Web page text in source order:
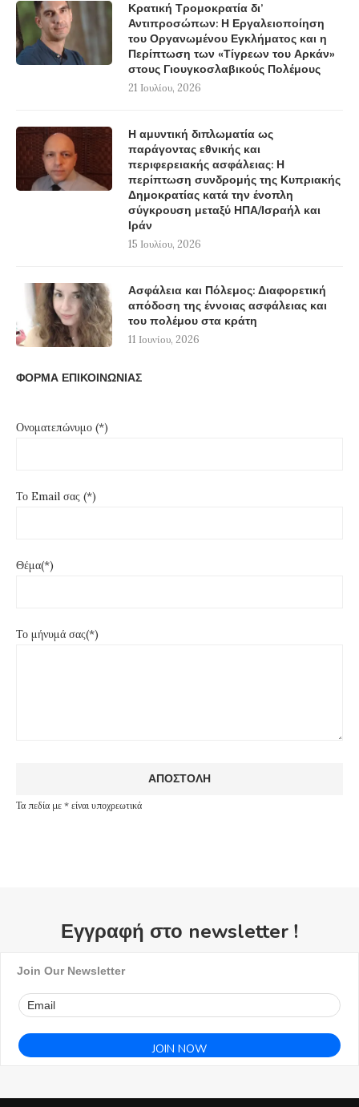
Κρατική Τρομοκρατία δι’
Αντιπροσώπων: Η Εργαλειοποίηση
του Οργανωμένου Εγκλήματος και η
Περίπτωση των «Τίγρεων του Αρκάν»
στους Γιουγκοσλαβικούς Πολέμους
21 Ιουλίου, 2026
Η αμυντική διπλωματία ως
παράγοντας εθνικής και
περιφερειακής ασφάλειας: Η
περίπτωση συνδρομής της Κυπριακής
Δημοκρατίας κατά την ένοπλη
σύγκρουση μεταξύ ΗΠΑ/Ισραήλ και
Ιράν
15 Ιουλίου, 2026
Ασφάλεια και Πόλεμος: Διαφορετική
απόδοση της έννοιας ασφάλειας και
του πολέμου στα κράτη
11 Ιουνίου, 2026
ΦΟΡΜΑ ΕΠΙΚΟΙΝΩΝΙΑΣ
Ονοματεπώνυμο (*)
Το Email σας (*)
Θέμα(*)
Το μήνυμά σας(*)
Τα πεδία με * είναι υποχρεωτικά
Εγγραφή στο newsletter !
Join Our Newsletter